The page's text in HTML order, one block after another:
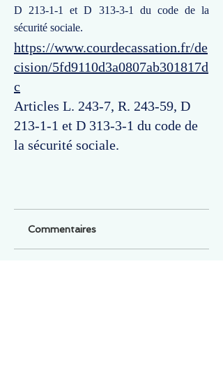
D 213-1-1 et D 313-3-1 du code de la
sécurité sociale.
https://www.courdecassation.fr/de
cision/5fd9110d3a0807ab301817d
c
Articles L. 243-7, R. 243-59, D
213-1-1 et D 313-3-1 du code de
la sécurité sociale.
Commentaires